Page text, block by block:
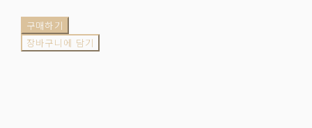
구매하기
장바구니에 담기